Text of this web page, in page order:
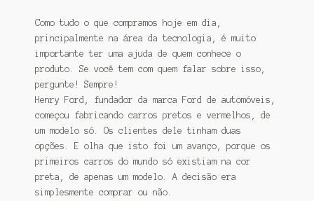
Como tudo o que compramos hoje em dia,
principalmente na área da tecnologia, é muito
importante ter uma ajuda de quem conhece o
produto. Se você tem com quem falar sobre isso,
pergunte! Sempre!
Henry Ford, fundador da marca Ford de automóveis,
começou fabricando carros pretos e vermelhos, de
um modelo só. Os clientes dele tinham duas
opções. E olha que isto foi um avanço, porque os
primeiros carros do mundo só existiam na cor
preta, de apenas um modelo. A decisão era
simplesmente comprar ou não.